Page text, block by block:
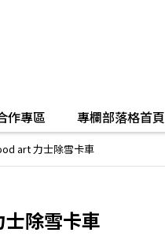
作專區 專欄部落格首頁
art 力士除雪卡車
除雪卡車